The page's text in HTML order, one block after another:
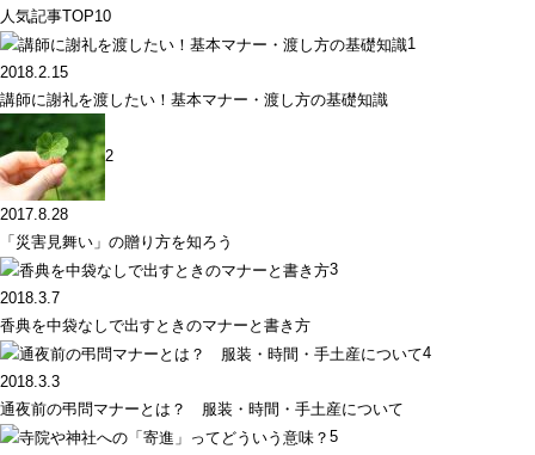
人気記事TOP10
1
2018.2.15
講師に謝礼を渡したい！基本マナー・渡し方の基礎知識
2
2017.8.28
「災害見舞い」の贈り方を知ろう
3
2018.3.7
香典を中袋なしで出すときのマナーと書き方
4
2018.3.3
通夜前の弔問マナーとは？ 服装・時間・手土産について
5